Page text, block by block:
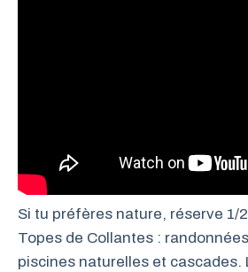
Si tu préfères nature, réserve 1/
Topes de Collantes :
piscines naturelles et cascades.